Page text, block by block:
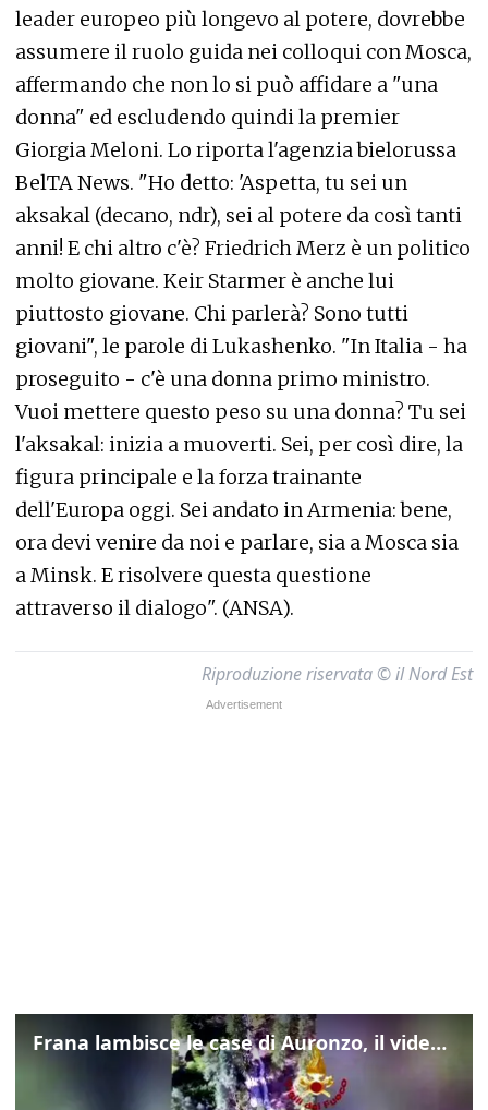
leader europeo più longevo al potere, dovrebbe
assumere il ruolo guida nei colloqui con Mosca,
affermando che non lo si può affidare a "una
donna" ed escludendo quindi la premier
Giorgia Meloni. Lo riporta l'agenzia bielorussa
BelTA News. "Ho detto: 'Aspetta, tu sei un
aksakal (decano, ndr), sei al potere da così tanti
anni! E chi altro c'è? Friedrich Merz è un politico
molto giovane. Keir Starmer è anche lui
piuttosto giovane. Chi parlerà? Sono tutti
giovani", le parole di Lukashenko. "In Italia - ha
proseguito - c'è una donna primo ministro.
Vuoi mettere questo peso su una donna? Tu sei
l'aksakal: inizia a muoverti. Sei, per così dire, la
figura principale e la forza trainante
dell'Europa oggi. Sei andato in Armenia: bene,
ora devi venire da noi e parlare, sia a Mosca sia
a Minsk. E risolvere questa questione
attraverso il dialogo". (ANSA).
Riproduzione riservata © il Nord Est
Frana lambisce le case di Auronzo, il video dall'elicottero dei vigili del fuoco